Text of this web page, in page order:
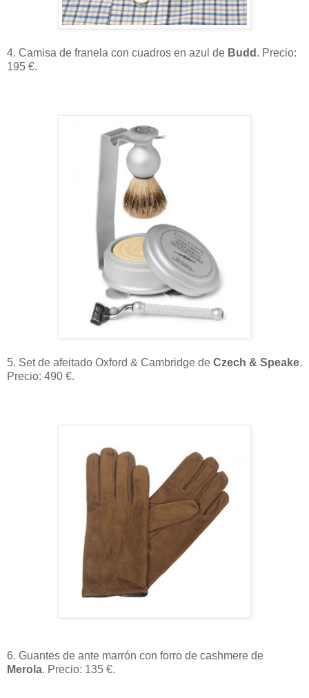
4. Camisa de franela con cuadros en azul de Budd . Precio:
195 €.
5. Set de afeitado Oxford & Cambridge de Czech & Speake.
Precio: 490 €.
6. Guantes de ante marrón con forro de cashmere de
Merola. Precio: 135 €.